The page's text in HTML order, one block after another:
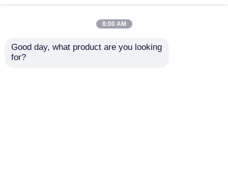
8:00 AM
Good day, what product are you looking
for?